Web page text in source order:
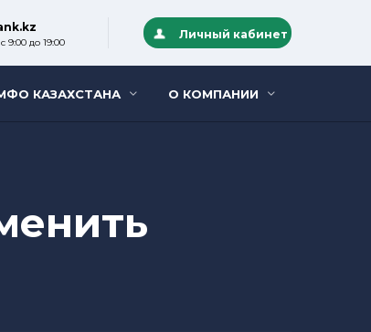
9:00 до 19:00
Личный кабинет
КАЗАХСТАНА О КОМПАНИИ